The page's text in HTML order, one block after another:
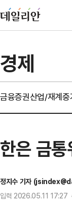
경제
금융증권산업/재계
한은 금
정지수 기자
입력 2026.05.11 17:27